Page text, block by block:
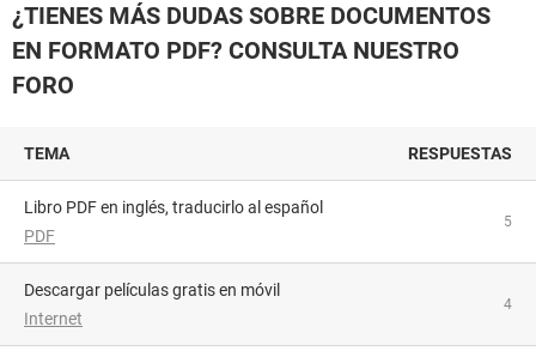
¿TIENES MÁS DUDAS SOBRE DOCUMENTOS
EN FORMATO PDF? CONSULTA NUESTRO
FORO
TEMA RESPUESTAS
Libro PDF en inglés, traducirlo al español
PDF
5
descargar películas gratis en móvil
Internet
4